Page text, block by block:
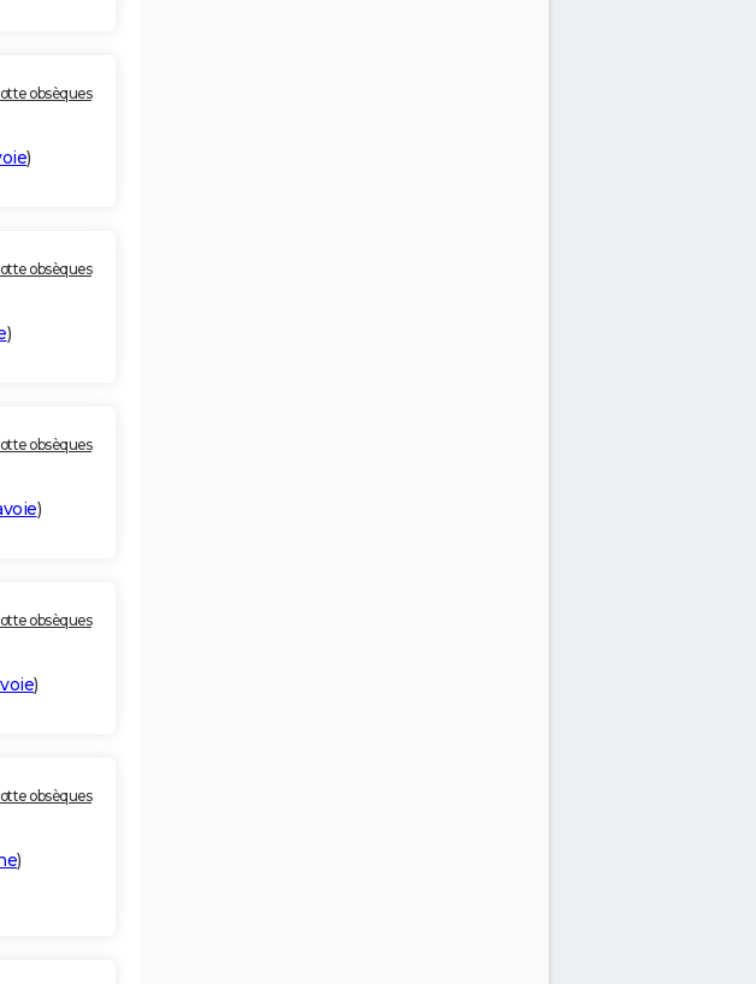
obsèques
)
obsèques
)
obsèques
)
obsèques
)
obsèques
)